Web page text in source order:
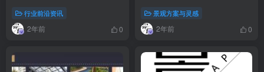
行业前沿资讯
2年前 0
景观方案与灵感
2年前 0